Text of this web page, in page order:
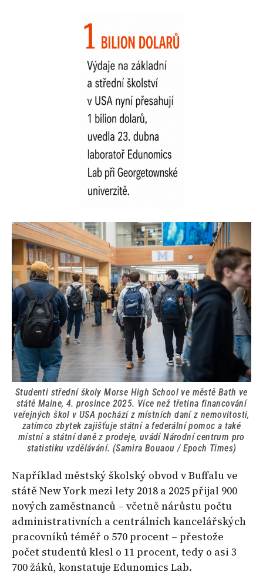
Studenti střední školy Morse High School ve městě Bath ve
státě Maine, 4. prosince 2025. Více než třetina financování
veřejných škol v USA pochází z místních daní z nemovitosti,
zatímco zbytek zajišťuje státní a federální pomoc a také
místní a státní daně z prodeje, uvádí Národní centrum pro
statistiku vzdělávání. (Samira Bouaou / Epoch Times)
Například městský školský obvod v Buffalu ve
státě New York mezi lety 2018 a 2025 přijal 900
nových zaměstnanců – včetně nárůstu počtu
administrativních a centrálních kancelářských
pracovníků téměř o 570 procent – přestože
počet studentů klesl o 11 procent, tedy o asi 3
700 žáků, konstatuje Edunomics Lab.